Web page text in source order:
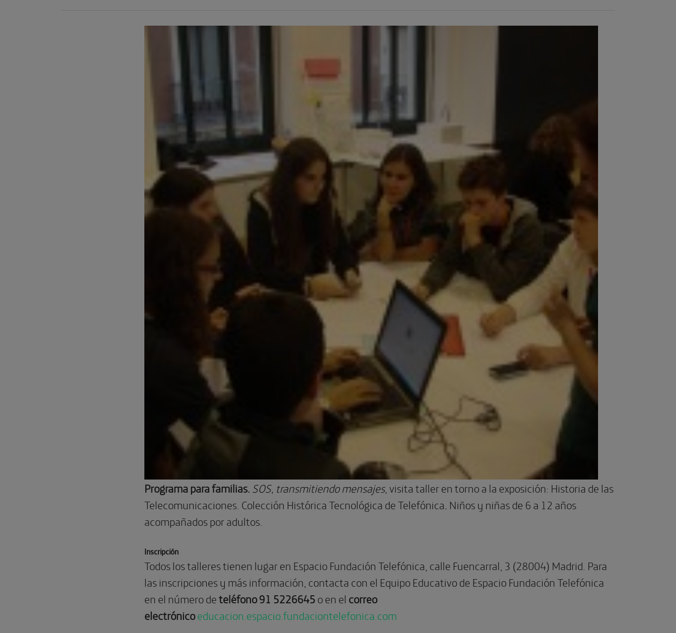
Programa para familias. SOS, transmitiendo mensajes, visita taller en torno a la exposición: Historia de las
Telecomunicaciones. Colección Histórica Tecnológica de Telefónica. Niños y niñas de 6 a 12 años
acompañados por adultos.
Inscripción
Todos los talleres tienen lugar en Espacio Fundación Telefónica, calle Fuencarral, 3 (28004) Madrid. Para
las inscripciones y más información, contacta con el Equipo Educativo de Espacio Fundación Telefónica
en el número deteléfono 91 5226645o en el correo
electrónicoeducacion.espacio.fundaciontelefonica.com